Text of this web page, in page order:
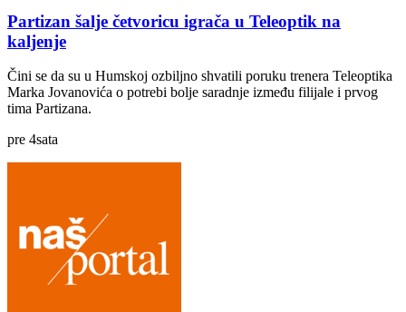
Partizan šalje četvoricu igrača u Teleoptik na
kaljenje
Čini se da su u Humskoj ozbiljno shvatili poruku trenera Teleoptika
Marka Jovanovića o potrebi bolje saradnje između filijale i prvog
tima Partizana.
pre 4sata